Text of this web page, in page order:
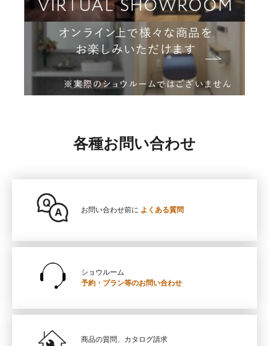
各種お問い合わせ
お問い合わせ前に よくある質問
ショウルーム
予約・プラン等のお問い合わせ
商品の質問、カタログ請求